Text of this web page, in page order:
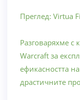
Преглед: Virtua
Разговаряхме с
Warcraft за
ефикасността
драстичните